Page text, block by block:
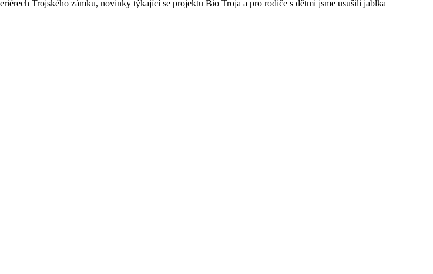
Trojského zámku, novinky týkající se projektu Bio Troja a pro rodiče s dětmi jsme usušili jablka